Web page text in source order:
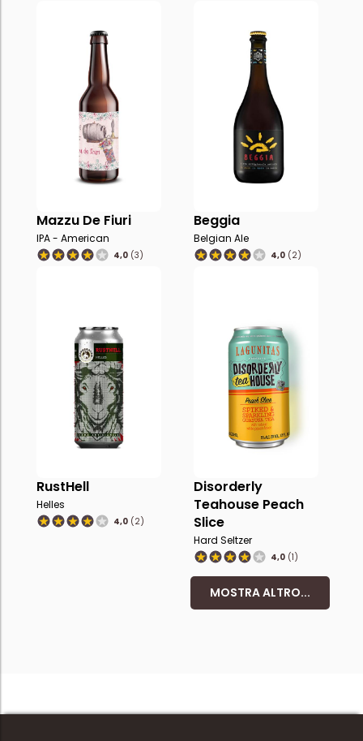
Mazzu De Fiuri
IPA - American
4,0 (3)
Beggia
Belgian Ale
4,0 (2)
RustHell
Helles
4,0 (2)
Disorderly
Teahouse Peach
Slice
Hard Seltzer
4,0 (1)
MOSTRA ALTRO...